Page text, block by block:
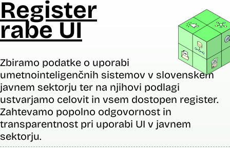
Register
rabe UI
Zbiramo podatke o uporabi
umetnointeligenčnih sistemov v slovenskem
javnem sektorju ter na njihovi podlagi
ustvarjamo celovit in vsem dostopen register.
Zahtevamo popolno odgovornost in
transparentnost pri uporabi UI v javnem
sektorju.